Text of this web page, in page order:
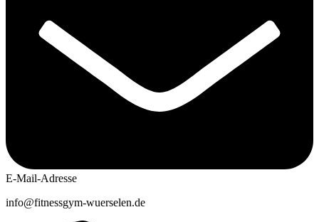
E-Mail-Adresse
info@fitnessgym-wuerselen.de